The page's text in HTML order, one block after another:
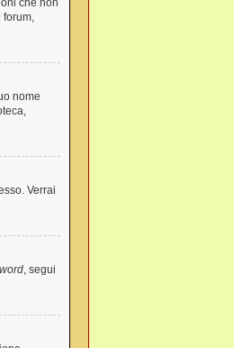
che non
forum,
nome
Verrai
, segui